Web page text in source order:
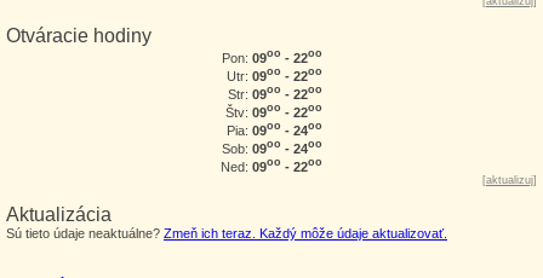
Otváracie hodiny
Pon: 09oo - 22oo
Utr: 09oo - 22oo
Str: 09oo - 22oo
Štv: 09oo - 22oo
Pia: 09oo - 24oo
Sob: 09oo - 24oo
Ned: 09oo - 22oo
[aktualizuj]
Aktualizácia
Sú tieto údaje neaktuálne? Zmeň ich teraz. Každý môže údaje aktualizovať.